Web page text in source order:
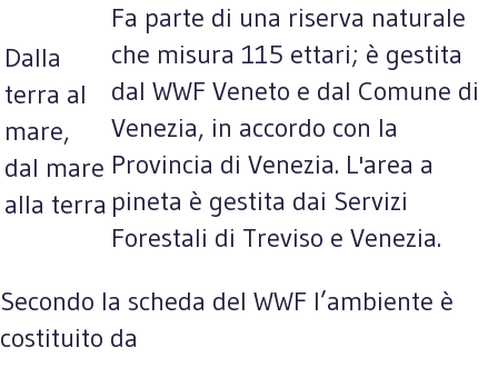
Dalla
terra al
mare,
dal mare
alla terra
Fa parte di una riserva naturale
che misura 115 ettari; è gestita
dal WWF Veneto e dal Comune di
Venezia, in accordo con la
Provincia di Venezia. L'area a
pineta è gestita dai Servizi
Forestali di Treviso e Venezia.
Secondo la scheda del WWF l’ambiente è
costituito da